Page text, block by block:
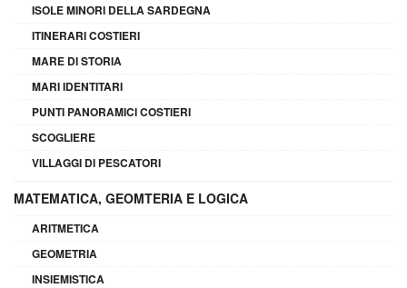
ISOLE MINORI DELLA SARDEGNA
ITINERARI COSTIERI
MARE DI STORIA
MARI IDENTITARI
PUNTI PANORAMICI COSTIERI
SCOGLIERE
VILLAGGI DI PESCATORI
MATEMATICA, GEOMTERIA E LOGICA
ARITMETICA
GEOMETRIA
INSIEMISTICA